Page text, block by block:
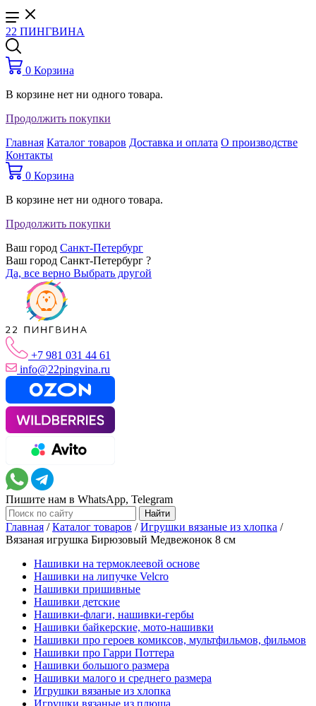
22 ПИНГВИНА
0 Корзина
В корзине нет ни одного товара.
Продолжить покупки
Главная Каталог товаров Доставка и оплата О производстве
Контакты
0 Корзина
В корзине нет ни одного товара.
Продолжить покупки
Ваш город Санкт-Петербург
Ваш город Санкт-Петербург ?
Да, все верно Выбрать другой
+7 981 031 44 61
info@22pingvina.ru
Пишите нам в WhatsApp, Telegram
Главная /Каталог товаров /Игрушки вязаные из хлопка /
Вязаная игрушка Бирюзовый Медвежонок 8 см
Нашивки на термоклеевой основе
Нашивки на липучке Velcro
Нашивки пришивные
Нашивки детские
Нашивки-флаги, нашивки-гербы
Нашивки байкерские, мото-нашивки
Нашивки про героев комиксов, мультфильмов, фильмов
Нашивки про Гарри Поттера
Нашивки большого размера
Нашивки малого и среднего размера
Игрушки вязаные из хлопка
Игрушки вязаные из плюша